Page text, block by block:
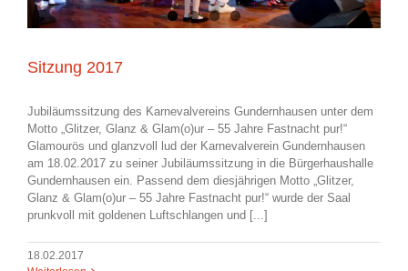
Sitzung 2017
Jubiläumssitzung des Karnevalvereins Gundernhausen unter dem
Motto „Glitzer, Glanz & Glam(o)ur – 55 Jahre Fastnacht pur!“
Glamourös und glanzvoll lud der Karnevalverein Gundernhausen
am 18.02.2017 zu seiner Jubiläumssitzung in die Bürgerhaushalle
Gundernhausen ein. Passend dem diesjährigen Motto „Glitzer,
Glanz & Glam(o)ur – 55 Jahre Fastnacht pur!“ wurde der Saal
prunkvoll mit goldenen Luftschlangen und [...]
18.02.2017